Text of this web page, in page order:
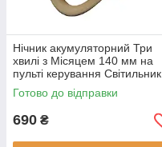
Нічник акумуляторний Три
хвилі з Місяцем 140 мм на
пульті керування Світильник
настільний дитячий 16
кольорів
Готово до відправки
690 ₴